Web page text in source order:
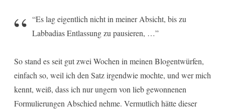
“Es lag eigentlich nicht in meiner Absicht, bis zu
Labbadias Entlassung zu pausieren, …”
So stand es seit gut zwei Wochen in meinen Blogentwürfen,
einfach so, weil ich den Satz irgendwie mochte, und wer mich
kennt, weiß, dass ich nur ungern von lieb gewonnenen
Formulierungen Abschied nehme. Vermutlich hätte dieser